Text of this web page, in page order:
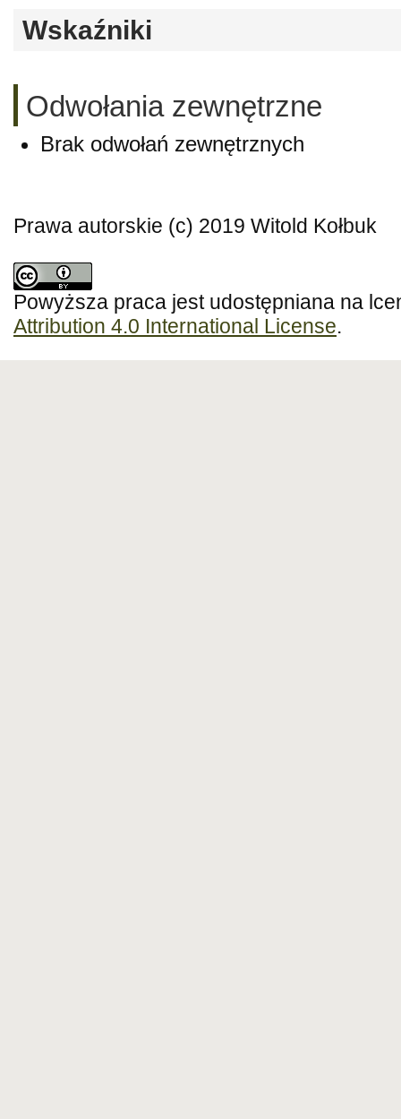
Wskaźniki
Odwołania zewnętrzne
Brak odwołań zewnętrznych
Prawa autorskie (c) 2019 Witold Kołbuk
Powyższa praca jest udostępniana na
Attribution 4.0 International License.